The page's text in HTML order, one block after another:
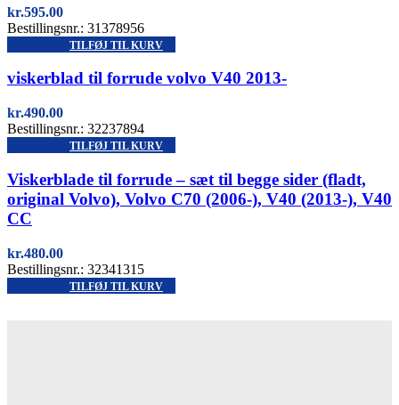
kr.595.00
Bestillingsnr.: 31378956
TILFØJ TIL KURV
viskerblad til forrude volvo V40 2013-
kr.490.00
Bestillingsnr.: 32237894
TILFØJ TIL KURV
Viskerblade til forrude – sæt til begge sider (fladt,
original Volvo), Volvo C70 (2006-), V40 (2013-), V40
CC
kr.480.00
Bestillingsnr.: 32341315
TILFØJ TIL KURV